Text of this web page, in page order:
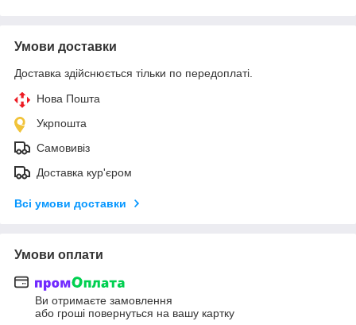
Умови доставки
Доставка здійснюється тільки по передоплаті.
Нова Пошта
Укрпошта
Самовивіз
Доставка кур'єром
Всі умови доставки
Умови оплати
Ви отримаєте замовлення
або гроші повернуться на вашу картку